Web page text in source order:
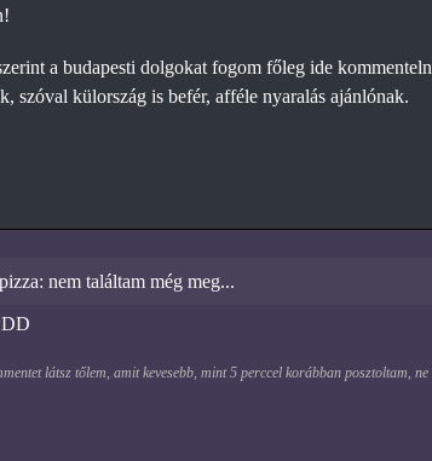
a budapesti dolgokat fogom főleg ide
szóval külország is befér, afféle nyaralás ajánlónak.
nem találtam még meg...
látsz tőlem, amit kevesebb, mint 5 perccel korábban posztoltam,